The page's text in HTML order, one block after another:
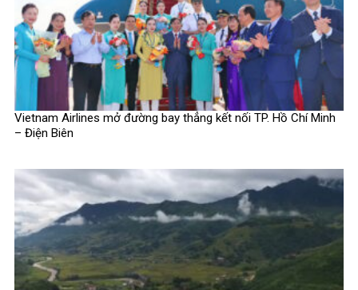
Vietnam Airlines mở đường bay thẳng kết nối TP. Hồ Chí Minh
– Điện Biên